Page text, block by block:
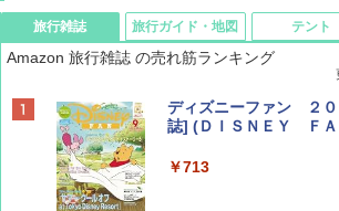
旅行雑誌
Amazon 旅行雑誌 の売れ筋ランキング
ディズニーファン ２
誌] (ＤＩＳＮＥＹ ＦＡ
￥713
旅行ガイド・地図 テント